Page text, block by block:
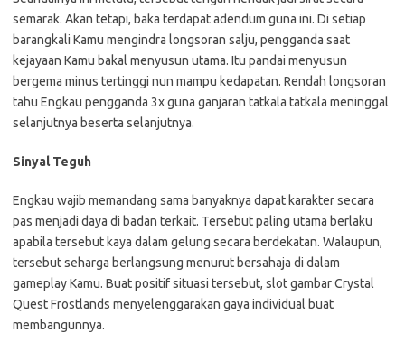
semarak. Akan tetapi, baka terdapat adendum guna ini. Di setiap
barangkali Kamu mengindra longsoran salju, pengganda saat
kejayaan Kamu bakal menyusun utama. Itu pandai menyusun
bergema minus tertinggi nun mampu kedapatan. Rendah longsoran
tahu Engkau pengganda 3x guna ganjaran tatkala tatkala meninggal
selanjutnya beserta selanjutnya.
Sinyal Teguh
Engkau wajib memandang sama banyaknya dapat karakter secara
pas menjadi daya di badan terkait. Tersebut paling utama berlaku
apabila tersebut kaya dalam gelung secara berdekatan. Walaupun,
tersebut seharga berlangsung menurut bersahaja di dalam
gameplay Kamu. Buat positif situasi tersebut, slot gambar Crystal
Quest Frostlands menyelenggarakan gaya individual buat
membangunnya.